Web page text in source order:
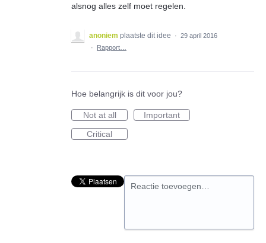
alsnog alles zelf moet regelen.
anoniem plaatste dit idee · 29 april 2016
·
Rapport…
Hoe belangrijk is dit voor jou?
Not at all
Important
Critical
Reactie toevoegen…